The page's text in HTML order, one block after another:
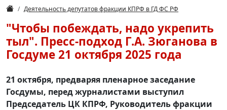
Деятельность депутатов фракции КПРФ в ГД ФС РФ
"Чтобы побеждать, надо укрепить
тыл". Пресс-подход Г.А. Зюганова в
Госдуме 21 октября 2025 года
21 октября, предваряя пленарное заседание
Госдумы, перед журналистами выступил
Председатель ЦК КПРФ, Руководитель фракции